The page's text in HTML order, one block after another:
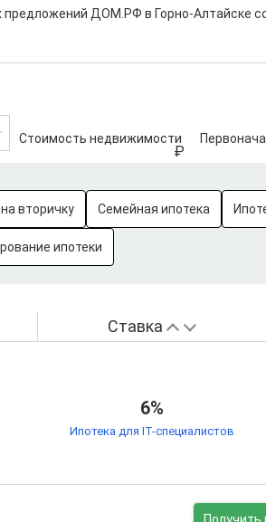
предложений ДОМ.РФ в Горно-Алтайске
Стоимость недвижимости
вторичку Семейная ипотека
ипотеки
Ставка
6%
Ипотека для IT-специалистов